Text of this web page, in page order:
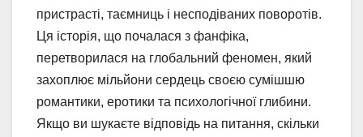
пристрасті, таємниць і несподіваних поворотів.
Ця історія, що почалася з фанфіка,
перетворилася на глобальний феномен, який
захоплює мільйони сердець своєю сумішшю
романтики, еротики та психологічної глибини.
Якщо ви шукаєте відповідь на питання, скільки